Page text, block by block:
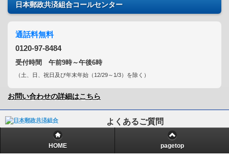
日本郵政共済組合コールセンター
通話料無料
0120-97-8484
受付時間 午前9時～午後6時
（土、日、祝日及び年末年始（12/29～1/3）を除く）
お問い合わせの詳細はこちら
よくあるご質問
HOME pagetop